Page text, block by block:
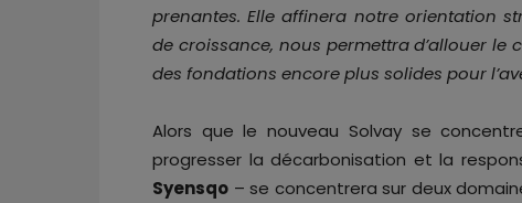
prenantes. Elle affinera notre orientation
de croissance, nous permettra d’allouer
des fondations encore plus solides pour
Alors que le nouveau Solvay se
progresser la décarbonisation et la
Syensqo – se concentrera sur deux